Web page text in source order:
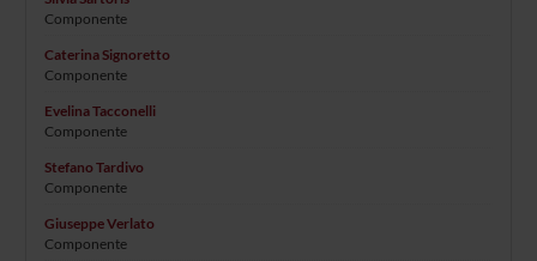
Componente
Caterina Signoretto
Componente
Evelina Tacconelli
Componente
Stefano Tardivo
Componente
Giuseppe Verlato
Componente